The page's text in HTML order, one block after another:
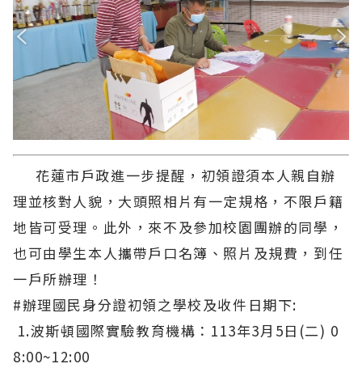
花蓮市戶政進一步提醒，初領證須本人親自辦
理並核對人貌，大頭照相片有一定規格，不限戶籍
地皆可受理。此外，來不及參加校園團辦的同學，
也可由學生本人攜帶戶口名簿、照片及規費，到任
一戶所辦理！
#辦理國民身分證初領之學校及收件日期下:
1.波斯頓國際實驗教育機構：113年3月5日(二) 0
8:00~12:00